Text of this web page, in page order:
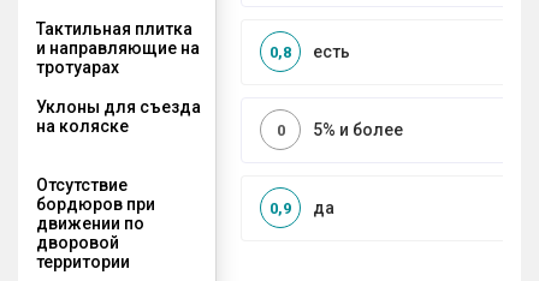
Тактильная плитка
и направляющие на
тротуарах
есть
0,8
Уклоны для съезда
на коляске
5% и более
0
Отсутствие
бордюров при
движении по
дворовой
территории
да
0,9